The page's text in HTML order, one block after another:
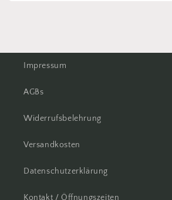
Impressum
AGBs
Widerrufsbelehrung
Versandkosten
Datenschutzerklärung
Kontakt / Öffnungszeiten